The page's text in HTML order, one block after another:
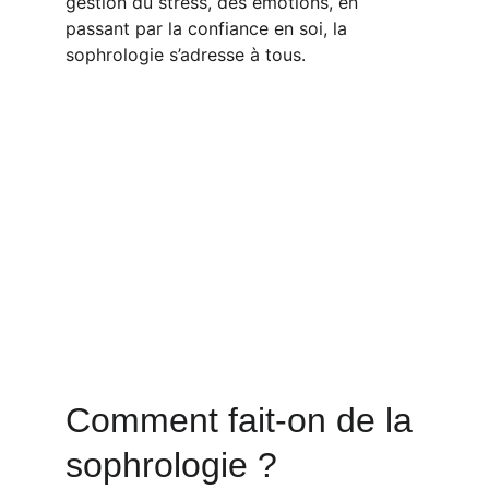
passant par la confiance en soi, la
sophrologie s’adresse à tous.
Comment fait-on de la
sophrologie ?